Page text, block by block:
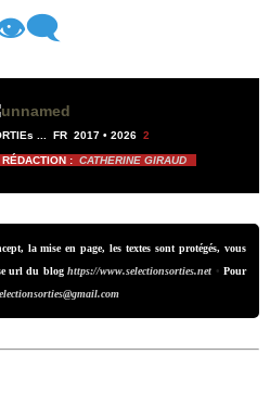
... FR 2017 • 2026 2
: CATHERINE GIRAUD
la mise en page, les textes sont protégés, vous
url du blog https://www.selectionsorties.net • Pour